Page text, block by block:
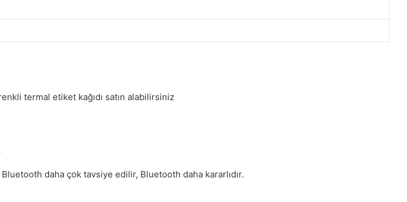
termal etiket kağıdı satın alabilirsiniz
daha çok tavsiye edilir, Bluetooth daha kararlıdır.